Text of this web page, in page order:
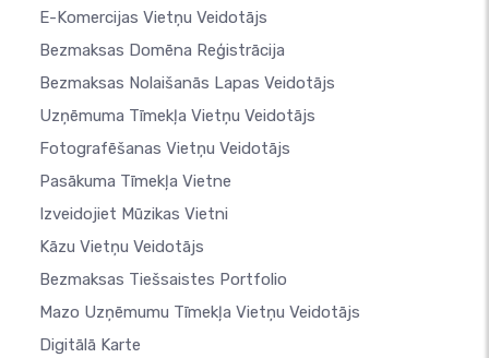
E-Komercijas Vietņu Veidotājs
Bezmaksas Domēna Reģistrācija
Bezmaksas Nolaišanās Lapas Veidotājs
Uzņēmuma Tīmekļa Vietņu Veidotājs
Fotografēšanas Vietņu Veidotājs
Pasākuma Tīmekļa Vietne
Izveidojiet Mūzikas Vietni
Kāzu Vietņu Veidotājs
Bezmaksas Tiešsaistes Portfolio
Mazo Uzņēmumu Tīmekļa Vietņu Veidotājs
Digitālā Karte